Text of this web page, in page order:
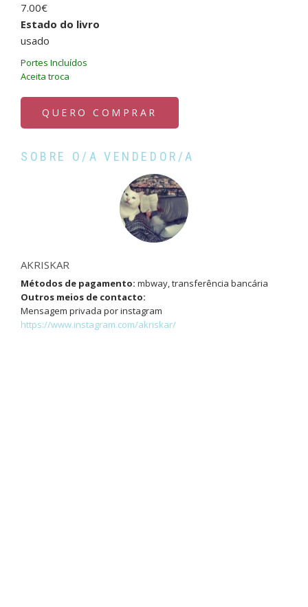
7.00€
Estado do livro
usado
Portes Incluídos
Aceita troca
QUERO COMPRAR
SOBRE O/A VENDEDOR/A
AKRISKAR
Métodos de pagamento: mbway, transferência bancária
Outros meios de contacto:
Mensagem privada por instagram
https://www.instagram.com/akriskar/